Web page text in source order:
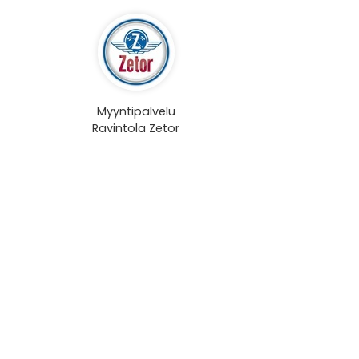
Myyntipalvelu
Ravintola Zetor